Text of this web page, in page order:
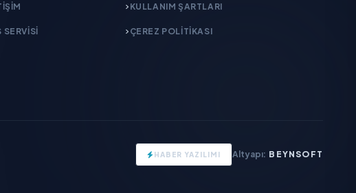
SERVISI
KULLANIM ŞARTLARI
ÇEREZ POLITIKASI
HABER YAZILIMI Altyapı: BEYNSOFT